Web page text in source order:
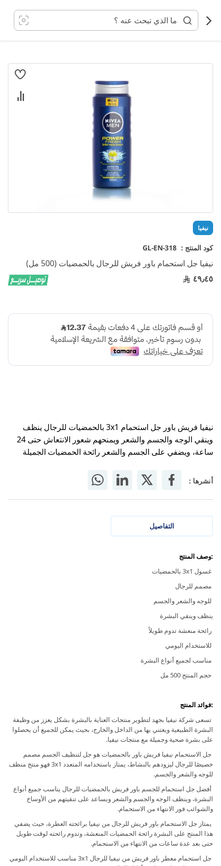
المحتوى
نيفيا
كود المنتج : GL-EN-318
نيفيا جل استحمام باور فريش للرجال بالحمضيات (500 مل)
٤٩٫٤٥
نيفيا فريش باور جل استحمام 3x1 بالحمضيات للرجال ينظف
وينقي الوجه والجسم والشعر ويمنحهم شعور الانتعاش حتى 24
ساعة، ويضفي على الجسم والشعر رائحة الحمضيات الجميلة
أنشرها :
انتقل
تخطي
إلى
بداية
معرض
الصور
التفاصيل
:وصف المنتج
غسول 3x1 بالحمضيات
مصمم للرجال
للوجه والشعر والجسم
ينظف وينقي البشرة
رائحة منعشة تدوم طويلاً
للاستخدام اليومي
مناسب لجميع أنواع البشرة
حجم المنتج 500 مل
:فوائد المنتج
تسعى شركة نيفيا بجهد لتطوير منتجات العناية بالبشرة بشكل يعزز من وظيفة
البشرة الطبيعية ويعتني بها من الداخل والخارج، بحيث يمكن للجميع أن يحصلوا
على بشرة صحية وجميلة مع منتجات نيفيا.
جل الاستحمام نيفيا فريش باور بالحمضيات هو جل لتنظيف الجسم مصمم
خصيصًا للرجال ليزودهم بالنشاط، يمتاز باستخدامه المتعدد 3x1 فهو منتج منظف
للوجه والشعر والجسم.
أفضل جل استحمام للجسم باور فريش بالحمضيات للرجال يناسب جميع أنواع
البشرة، وينظف الوجه والجسم والشعر ويساعد على تنقيتهم من الأوساخ
والشوائب فور الانتهاء من الاستحمام.
يمتاز جل الاستحمام باور فريش للرجال من نيفيا برائحته العطرة، حيث يضفي
هذا المنتج على البشرة رائحة الحمضيات المنعشة، وتدوم رائحته لوقت طويل
حتى بعد عدة ساعات من الانتهاء من الاستحمام.
جل استحمام معطر باور فريش من نيفيا للرجال 3x1 مناسب للاستخدام اليومي